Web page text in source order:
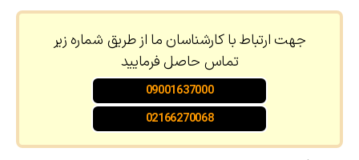
جهت ارتباط با کارشناسان ما از طریق شماره زیر
تماس حاصل فرمایید
09001637000
02166270068